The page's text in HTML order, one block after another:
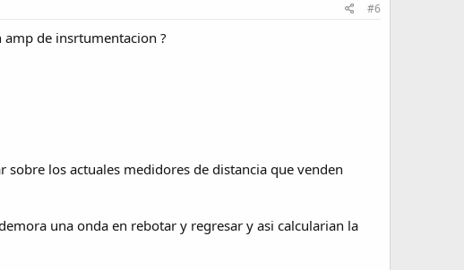
#6
de insrtumentacion ?
los actuales medidores de distancia que venden
una onda en rebotar y regresar y asi calcularian la